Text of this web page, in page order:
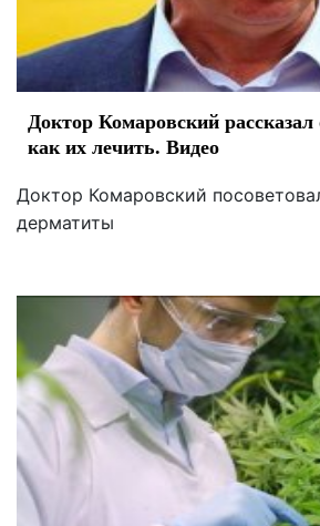
Доктор Комаровский
как их лечить. Видео
Доктор Комаровский
дерматиты